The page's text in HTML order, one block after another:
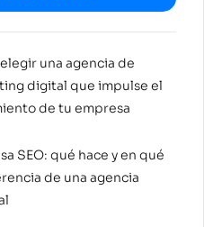
una agencia de
digital que impulse el
de tu empresa
SEO: qué hace y en qué
de una agencia